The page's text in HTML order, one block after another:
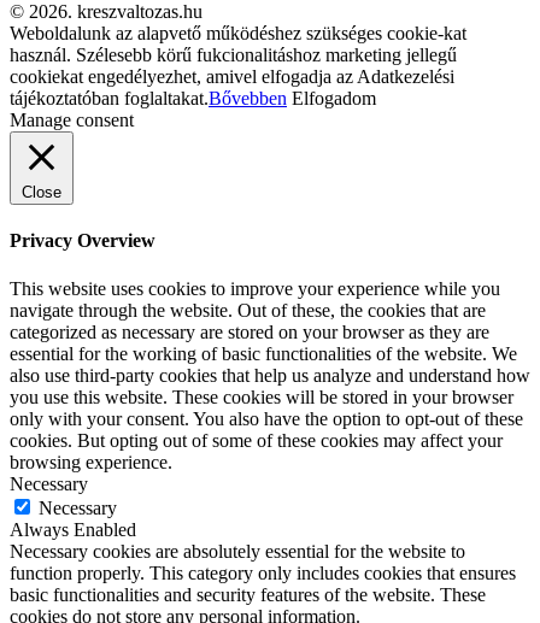
© 2026. kreszvaltozas.hu
Weboldalunk az alapvető működéshez szükséges cookie-kat
használ. Szélesebb körű fukcionalitáshoz marketing jellegű
cookiekat engedélyezhet, amivel elfogadja az Adatkezelési
tájékoztatóban foglaltakat.Bővebben Elfogadom
Manage consent
Close
Privacy Overview
This website uses cookies to improve your experience while you
navigate through the website. Out of these, the cookies that are
categorized as necessary are stored on your browser as they are
essential for the working of basic functionalities of the website. We
also use third-party cookies that help us analyze and understand how
you use this website. These cookies will be stored in your browser
only with your consent. You also have the option to opt-out of these
cookies. But opting out of some of these cookies may affect your
browsing experience.
Necessary
Necessary
Always Enabled
Necessary cookies are absolutely essential for the website to
function properly. This category only includes cookies that ensures
basic functionalities and security features of the website. These
cookies do not store any personal information.